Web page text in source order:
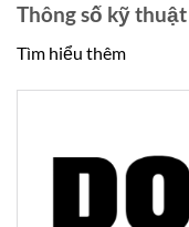
Thông số kỹ
Tìm hiểu thêm